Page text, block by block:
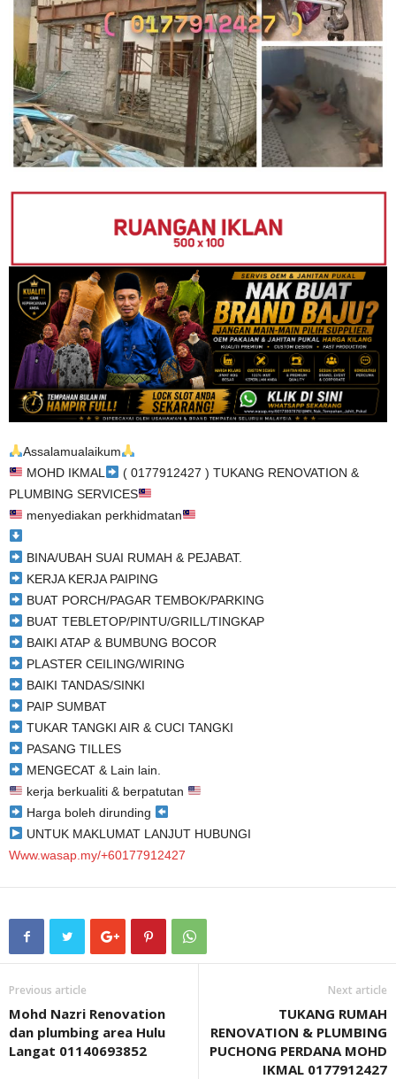
Assalamualaikum
MOHD IKMAL
( 0177912427 ) TUKANG RENOVATION &
PLUMBING SERVICES
menyediakan perkhidmatan
BINA/UBAH SUAI RUMAH & PEJABAT.
KERJA KERJA PAIPING
BUAT PORCH/PAGAR TEMBOK/PARKING
BUAT TEBLETOP/PINTU/GRILL/TINGKAP
BAIKI ATAP & BUMBUNG BOCOR
PLASTER CEILING/WIRING
BAIKI TANDAS/SINKI
PAIP SUMBAT
TUKAR TANGKI AIR & CUCI TANGKI
PASANG TILLES
MENGECAT & Lain lain.
kerja berkualiti & berpatutan
Harga boleh dirunding
UNTUK MAKLUMAT LANJUT HUBUNGI
Www.wasap.my/+60177912427
Previous article
Mohd Nazri Renovation
dan plumbing area Hulu
Langat 01140693852
Next article
TUKANG RUMAH
RENOVATION & PLUMBING
PUCHONG PERDANA MOHD
IKMAL 0177912427